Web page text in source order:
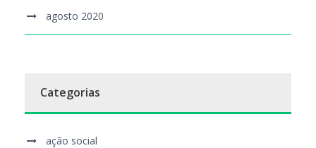
agosto 2020
Categorias
ação social